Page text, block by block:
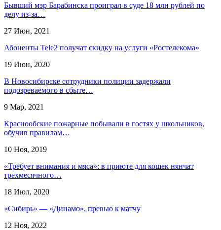
Бывший мэр Барабинска проиграл в суде 18 млн рублей по
делу из-за…
27 Июн, 2021
Абоненты Tele2 получат скидку на услуги «Ростелекома»
19 Июн, 2020
В Новосибирске сотрудники полиции задержали
подозреваемого в сбыте…
9 Мар, 2021
Краснообские пожарные побывали в гостях у школьников,
обучив правилам…
10 Ноя, 2019
«Требует внимания и мяса»: в приюте для кошек нянчат
трехмесячного…
18 Июл, 2020
«Сибирь» — «Динамо», превью к матчу
12 Ноя, 2022